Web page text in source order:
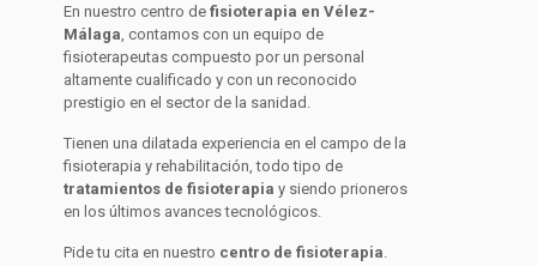
En nuestro centro de fisioterapia en Vélez-
Málaga , contamos con un equipo de
fisioterapeutas compuesto por un personal
altamente cualificado y con un reconocido
prestigio en el sector de la sanidad.
Tienen una dilatada experiencia en el campo de la
fisioterapia y rehabilitación, todo tipo de
tratamientos de fisioterapia y siendo prioneros
en los últimos avances tecnológicos.
Pide tu cita en nuestro centro de fisioterapia